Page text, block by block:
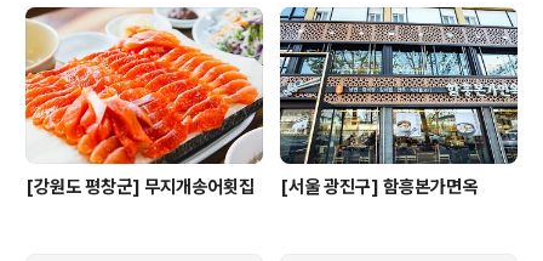
공간에 비치되어 있는 다양한 책 등의 볼거리도 있다. 그리
고 지리산 지역 유일한 라이브 재즈 공연이 매월 마지막 토
요일에 있다. ※ 소개 정보 - 대표메뉴 : 지리산오미자에이
드 ..
[강원도 평창군] 무지개송어횟집 [서울 광진구] 함흥본가면옥